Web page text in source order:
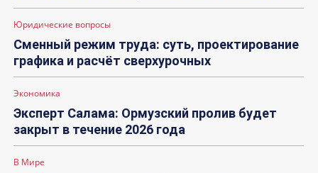
Юридические вопросы
Сменный режим труда: суть, проектирование
графика и расчёт сверхурочных
Экономика
Эксперт Салама: Ормузский пролив будет
закрыт в течение 2026 года
В Мире